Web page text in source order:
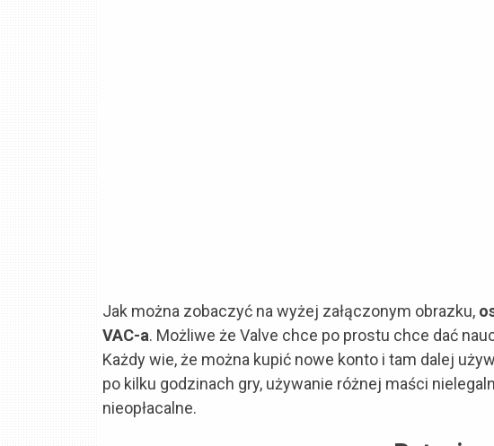
Jak można zobaczyć na wyżej załączonym obrazku,
VAC-a. Możliwe że Valve chce po prostu chce dać
Każdy wie, że można kupić nowe konto i tam dalej
po kilku godzinach gry, używanie różnej maści
nieopłacalne.